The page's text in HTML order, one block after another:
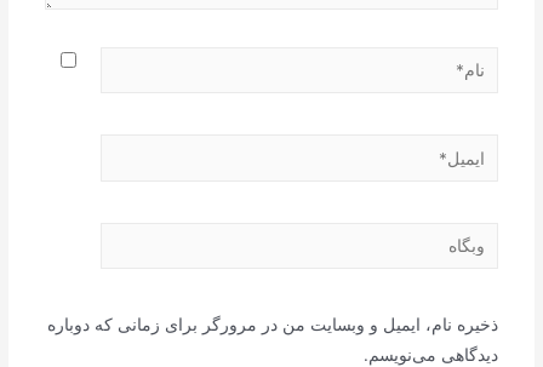
نام*
ایمیل*
وبگاه
ذخیره نام، ایمیل و وبسایت من در مرورگر برای زمانی که دوباره
دیدگاهی می‌نویسم.